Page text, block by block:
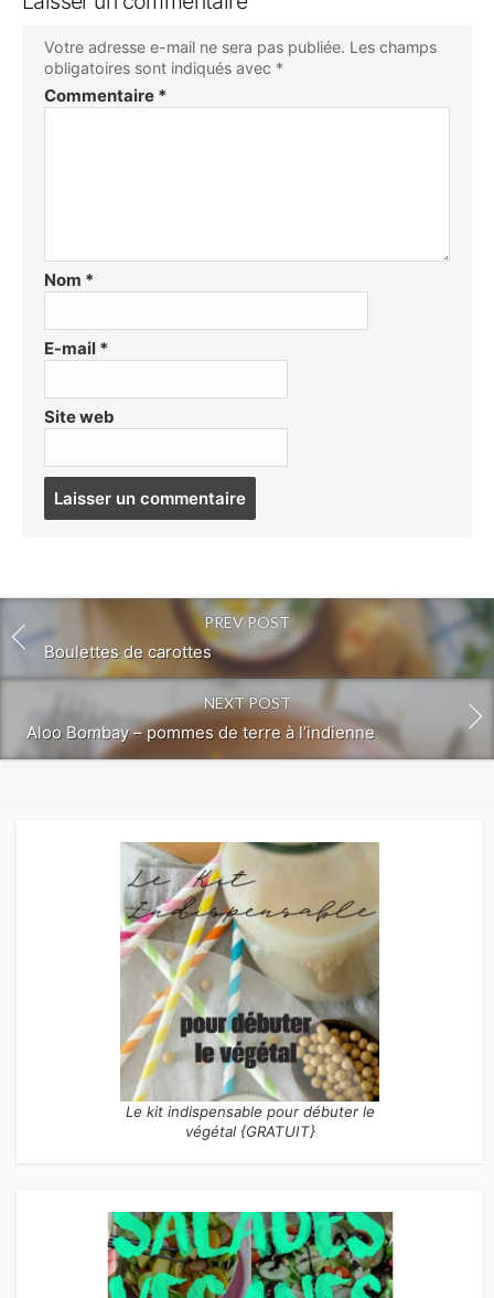
Votre adresse e-mail ne sera pas publiée. Les champs
obligatoires sont indiqués avec *
Commentaire *
Nom *
E-mail *
Site web
PREV POST
Boulettes de carottes
NEXT POST
Aloo Bombay – pommes de terre à l’indienne
Le kit indispensable pour débuter le
végétal {GRATUIT}